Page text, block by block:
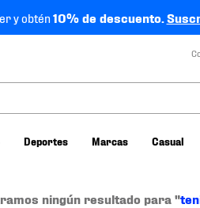
y obtén10% de descuento.
Deportes Marcas Casual
ningún resultado para "